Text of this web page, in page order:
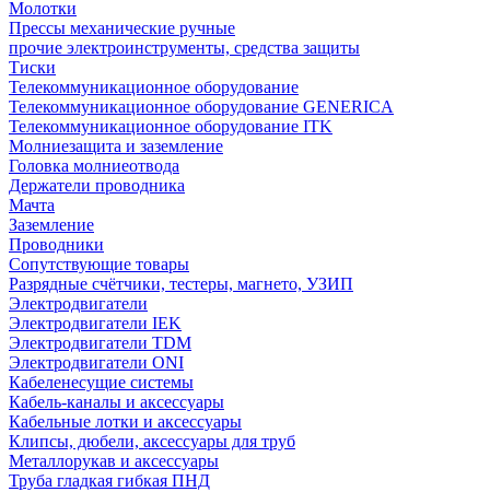
Молотки
Прессы механические ручные
прочие электроинструменты, средства защиты
Тиски
Телекоммуникационное оборудование
Телекоммуникационное оборудование GENERICA
Телекоммуникационное оборудование ITK
Молниезащита и заземление
Головка молниеотвода
Держатели проводника
Мачта
Заземление
Проводники
Сопутствующие товары
Разрядные счётчики, тестеры, магнето, УЗИП
Электродвигатели
Электродвигатели IEK
Электродвигатели TDM
Электродвигатели ONI
Кабеленесущие системы
Кабель-каналы и аксессуары
Кабельные лотки и аксессуары
Клипсы, дюбели, аксессуары для труб
Металлорукав и аксессуары
Труба гладкая гибкая ПНД